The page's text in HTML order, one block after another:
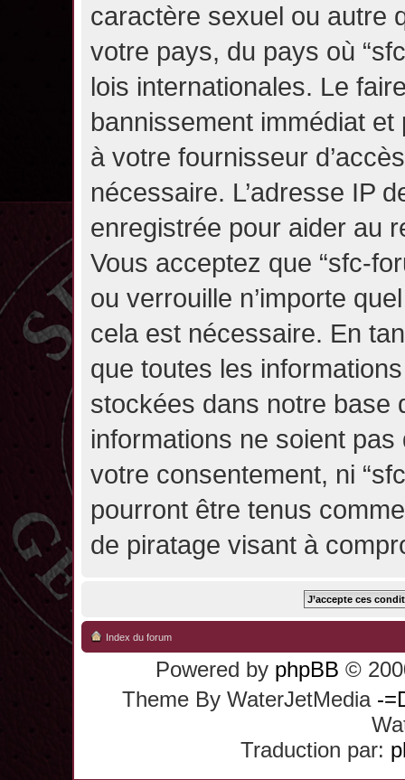
caractère sexuel ou autre
votre pays, du pays où
lois internationales. Le
bannissement immédiat
à votre fournisseur
nécessaire. L’adresse IP
enregistrée pour aider au
Vous acceptez que “sfc-
ou verrouille n’importe
cela est nécessaire. En
que toutes les
stockées dans notre base
informations ne soient
votre consentement, ni
pourront être tenus
de piratage visant à
Index du forum
Powered by phpBB ©
Theme By WaterJetMedia -
Traduction par: